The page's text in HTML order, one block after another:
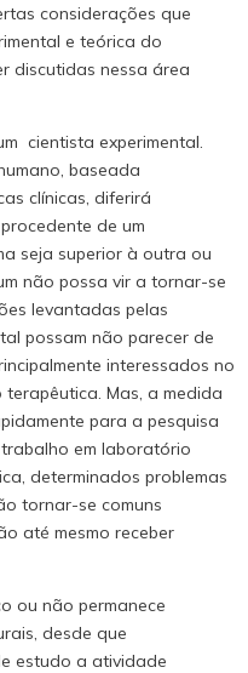
considerações que
e teórica do
discutidas nessa área
cientista experimental.
baseada
clínicas, diferirá
de um
seja superior à outra ou
não possa vir a tornar-se
levantadas pelas
possam não parecer de
interessados no
Mas, a medida
para a pesquisa
em laboratório
determinados problemas
tornar-se comuns
até mesmo receber
ou não permanece
desde que
estudo a atividade